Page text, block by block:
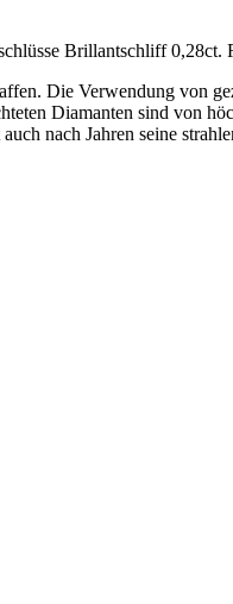
Brillantschliff 0,28ct.
Die Verwendung von
Diamanten sind von
nach Jahren seine